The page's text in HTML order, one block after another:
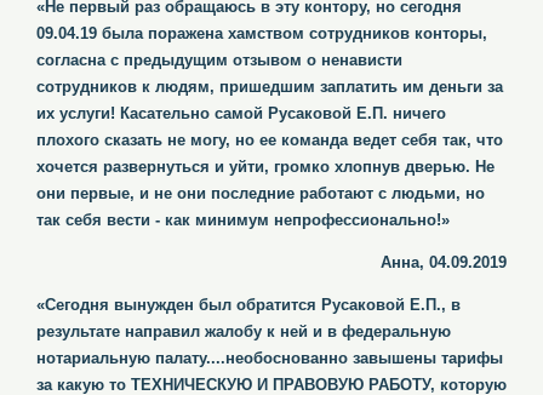
«Не первый раз обращаюсь в эту контору, но сегодня
09.04.19 была поражена хамством сотрудников конторы,
согласна с предыдущим отзывом о ненависти
сотрудников к людям, пришедшим заплатить им деньги за
их услуги! Касательно самой Русаковой Е.П. ничего
плохого сказать не могу, но ее команда ведет себя так, что
хочется развернуться и уйти, громко хлопнув дверью. Не
они первые, и не они последние работают с людьми, но
так себя вести - как минимум непрофессионально!»
Анна, 04.09.2019
«Сегодня вынужден был обратится Русаковой Е.П., в
результате направил жалобу к ней и в федеральную
нотариальную палату....необоснованно завышены тарифы
за какую то ТЕХНИЧЕСКУЮ И ПРАВОВУЮ РАБОТУ, которую